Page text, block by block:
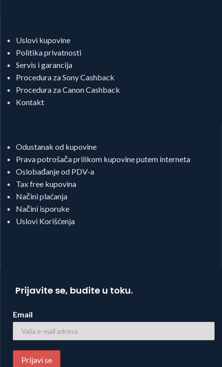
Uslovi kupovine
Politika privatnosti
Servis i garancija
Procedura za Sony Cashback
Procedura za Canon Cashback
Kontakt
Odustanak od kupovine
Prava potrošača prilikom kupovine putem interneta
Oslobađanje od PDV-a
Tax free kupovina
Načini plaćanja
Načini isporuke
Uslovi Korišćenja
Prijavite se, budite u toku.
Email